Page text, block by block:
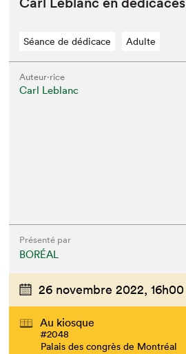
Séance de dédicace Adulte
Auteur·rice
Carl Leblanc
Présenté par
BORÉAL
26 novembre 2022, 16h00
Au kiosque
#2048
Palais des congrès de Montréal